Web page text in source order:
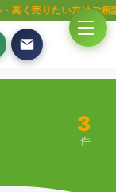
はご相談ください。
3
件